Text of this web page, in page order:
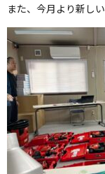
また、今月より新し